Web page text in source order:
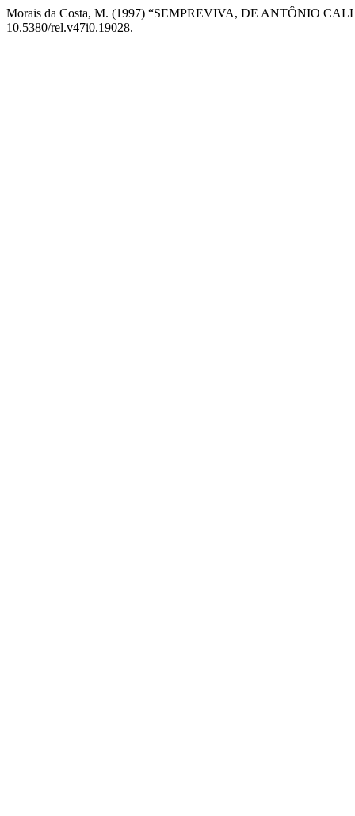
Morais da Costa, M. (1997) “SEMPREVIVA, DE ANTÔNIO
10.5380/rel.v47i0.19028.